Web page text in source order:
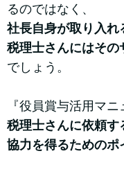
るのではなく、
社長自身が取り入れ
税理士さんにはその
でしょう。
『役員賞与活用マニ
税理士さんに依頼す
協力を得るためのポ